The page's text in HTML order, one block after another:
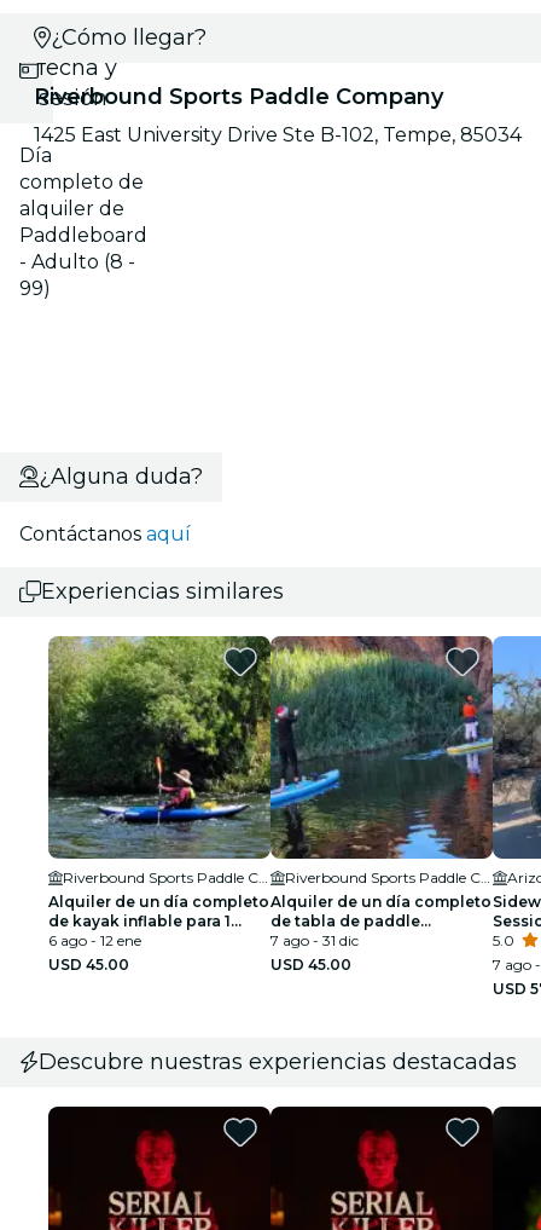
Selecciona
fecha y
sesión
Día
completo de
alquiler de
Paddleboard
- Adulto (8 -
99)
¿Cómo llegar?
Riverbound Sports Paddle Company
1425 East University Drive Ste B-102, Tempe, 85034
¿Alguna duda?
Contáctanos aquí
Experiencias similares
Alquiler de un día completo
de kayak inflable para 1
persona - Se requiere
transporte
6 ago - 12 ene
USD 45.00
Alquiler de un día completo
de tabla de paddle
hinchable - Transporte
obligatorio
7 ago - 31 dic
USD 45.00
5.0
7 ago
USD
Descubre nuestras experiencias destacadas